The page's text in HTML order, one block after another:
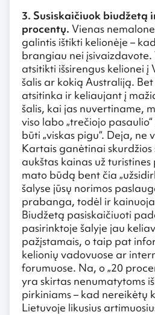
3. Susiskaičiuok biudžetą
procentų. Vienas
galintis ištikti kelionėje –
brangiau nei
atsitikti išsirengus kelionei į
šalis ar kokią Australiją.
atsitinka ir keliaujant į
šalis, kai jas nuvertiname,
viso labo „trečiojo
būti „viskas pigu“. Deja, ne
Kartais ganėtinai skurdžios
aukštas kainas už
mato būdą bent čia
šalyse jūsų norimos
prabanga, todėl ir
Biudžetą pasiskaičiuoti
pasirinktoje šalyje jau
pažįstamais, o taip pat
kelionių vadovuose ar
forumuose. Na, o „20
yra skirtas nenumatytoms
pirkiniams – kad nereikėtų
Lietuvoje likusius